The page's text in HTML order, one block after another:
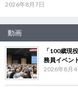
2026年8月7日
動画
「100歳現
務員イベン
2026年8月4